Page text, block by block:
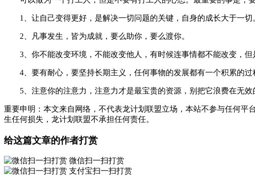
1、让自己变得更好，是解决一切问题的关键，自身的成长大于一切
2、凡事发生，皆为成就，要么助你，要么渡你。
3、你不能改变环境，不能改变他人，有时候连事情都不能改变，
4、要有耐心，要坚持长期主义，任何事物的发展都有一个积累的过
5、注意你的注意力，注意力才是最宝贵的资源，别把它浪费在无效
重要申明：本文来自网络，不代表龙计划联盟立场，本站不参与任何
生任何损失，龙计划联盟不承担任何责任。
给这篇文章的作者打赏
微信扫一扫打赏
支付宝扫一扫打赏